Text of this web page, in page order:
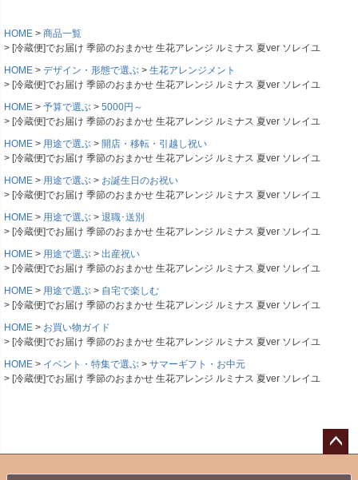
HOME
商品一覧
[冷蔵便]でお届け 季節のおまかせ 生花アレンジ ルミナス 夏ver ソレイユ
HOME
デザイン・形態で選ぶ
生花アレンジメント
[冷蔵便]でお届け 季節のおまかせ 生花アレンジ ルミナス 夏ver ソレイユ
HOME
予算で選ぶ
5000円～
[冷蔵便]でお届け 季節のおまかせ 生花アレンジ ルミナス 夏ver ソレイユ
HOME
用途で選ぶ
開店・移転・引越し祝い
[冷蔵便]でお届け 季節のおまかせ 生花アレンジ ルミナス 夏ver ソレイユ
HOME
用途で選ぶ
お誕生日のお祝い
[冷蔵便]でお届け 季節のおまかせ 生花アレンジ ルミナス 夏ver ソレイユ
HOME
用途で選ぶ
退職･送別
[冷蔵便]でお届け 季節のおまかせ 生花アレンジ ルミナス 夏ver ソレイユ
HOME
用途で選ぶ
出産祝い
[冷蔵便]でお届け 季節のおまかせ 生花アレンジ ルミナス 夏ver ソレイユ
HOME
用途で選ぶ
自宅で楽しむ
[冷蔵便]でお届け 季節のおまかせ 生花アレンジ ルミナス 夏ver ソレイユ
HOME
お買い物ガイド
[冷蔵便]でお届け 季節のおまかせ 生花アレンジ ルミナス 夏ver ソレイユ
HOME
イベント・特集で選ぶ
サマーギフト・お中元
[冷蔵便]でお届け 季節のおまかせ 生花アレンジ ルミナス 夏ver ソレイユ